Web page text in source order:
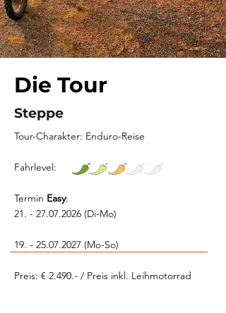
Die Tour
Steppe
Tour-Charakter: Enduro-Reise
Fahrlevel:
Termin Easy:
21. - 27.07.2026 (Di-Mo)
19. - 25.07.2027 (Mo-So)
Preis: € 2.490.- / Preis inkl. Leihmotorrad